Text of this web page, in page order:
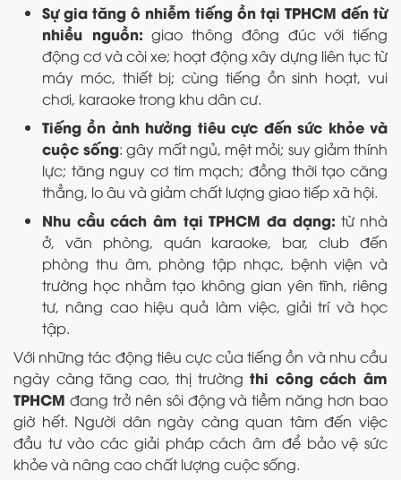
Sự gia tăng ô nhiễm tiếng ồn tại TPHCM đến từ
nhiều nguồn: giao thông đông đúc với tiếng
động cơ và còi xe; hoạt động xây dựng liên tục từ
máy móc, thiết bị; cùng tiếng ồn sinh hoạt, vui
chơi, karaoke trong khu dân cư.
Tiếng ồn ảnh hưởng tiêu cực đến sức khỏe và
cuộc sống: gây mất ngủ, mệt mỏi; suy giảm thính
lực; tăng nguy cơ tim mạch; đồng thời tạo căng
thẳng, lo âu và giảm chất lượng giao tiếp xã hội.
Nhu cầu cách âm tại TPHCM đa dạng:từ nhà
ở, văn phòng, quán karaoke, bar, club đến
phòng thu âm, phòng tập nhạc, bệnh viện và
trường học nhằm tạo không gian yên tĩnh, riêng
tư, nâng cao hiệu quả làm việc, giải trí và học
tập.
Với những tác động tiêu cực của tiếng ồn và nhu cầu
ngày càng tăng cao, thị trường thi công cách âm
TPHCM đang trở nên sôi động và tiềm năng hơn bao
giờ hết. Người dân ngày càng quan tâm đến việc
đầu tư vào các giải pháp cách âm để bảo vệ sức
khỏe và nâng cao chất lượng cuộc sống.